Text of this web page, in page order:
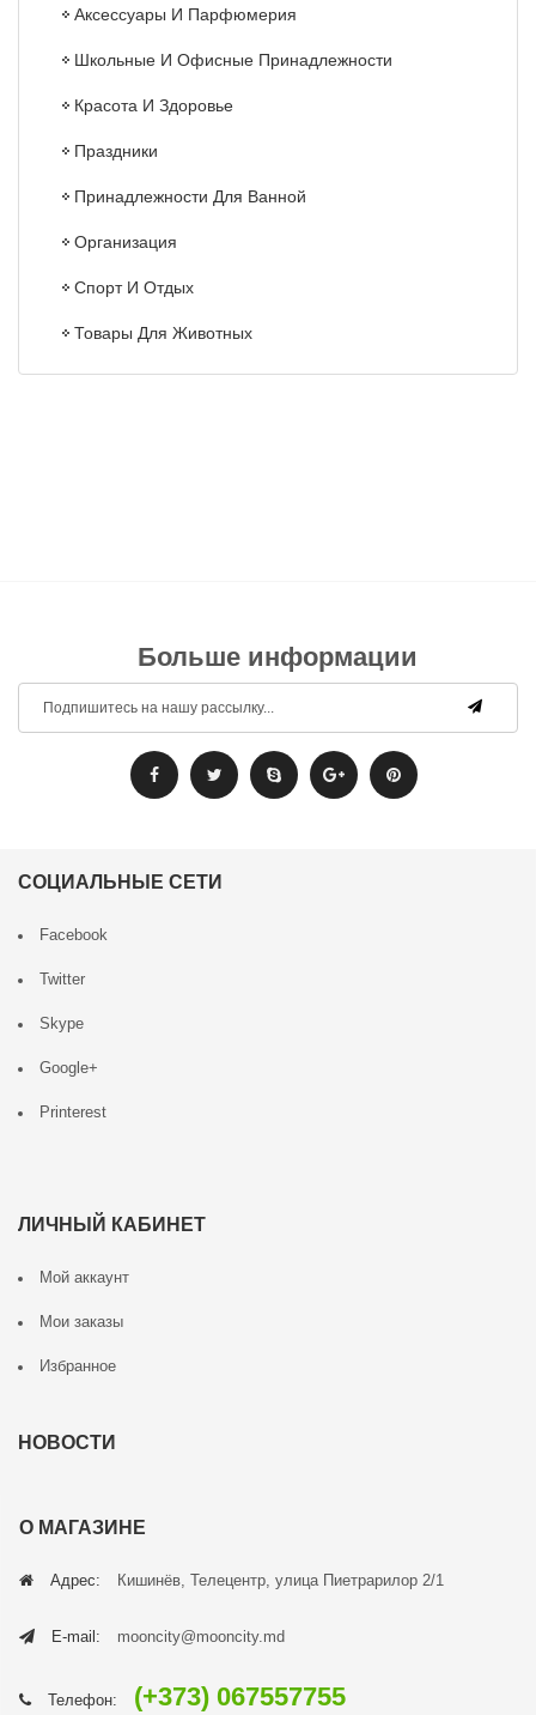
Аксессуары И Парфюмерия
Школьные И Офисные Принадлежности
Красота И Здоровье
Праздники
Принадлежности Для Ванной
Организация
Спорт И Отдых
Товары Для Животных
Больше информации
СОЦИАЛЬНЫЕ СЕТИ
Facebook
Twitter
Skype
Google+
Printerest
ЛИЧНЫЙ КАБИНЕТ
Мой аккаунт
Мои заказы
Избранное
НОВОСТИ
О МАГАЗИНЕ
Адрес: Кишинёв, Телецентр, улица Пиетрарилор 2/1
E-mail: mooncity@mooncity.md
Телефон: (+373) 067557755